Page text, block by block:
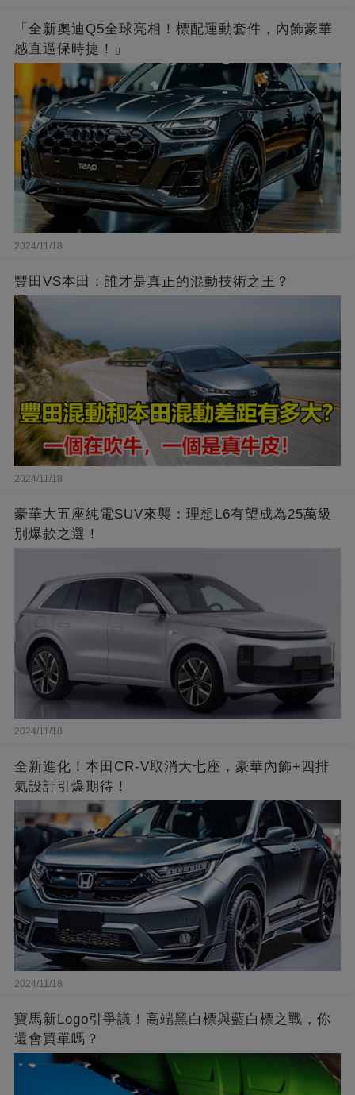
「全新奧迪Q5全球亮相！標配運動套件，內飾豪華
感直逼保時捷！」
2024/11/18
豐田VS本田：誰才是真正的混動技術之王？
2024/11/18
豪華大五座純電SUV來襲：理想L6有望成為25萬級
別爆款之選！
2024/11/18
全新進化！本田CR-V取消大七座，豪華內飾+四排
氣設計引爆期待！
2024/11/18
寶馬新Logo引爭議！高端黑白標與藍白標之戰，你
還會買單嗎？